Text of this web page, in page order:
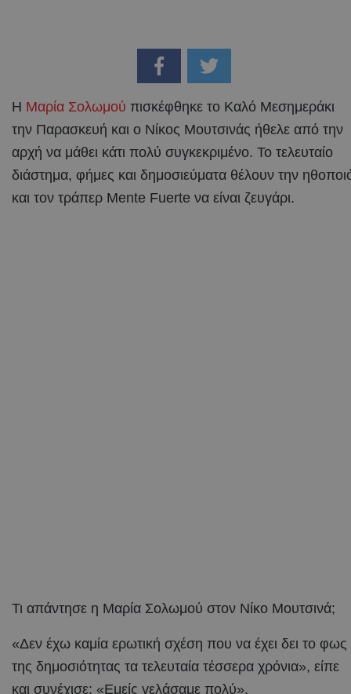
Η Μαρία Σολωμού πισκέφθηκε το Καλό Μεσημεράκι
την Παρασκευή και ο Νίκος Μουτσινάς ήθελε από την
αρχή να μάθει κάτι πολύ συγκεκριμένο. Το τελευταίο
διάστημα, φήμες και δημοσιεύματα θέλουν την
και τον τράπερ Mente Fuerte να είναι ζευγάρι.
Τι απάντησε η Μαρία Σολωμού στον Νίκο Μουτσινά;
«Δεν έχω καμία ερωτική σχέση που να έχει δει το φως
της δημοσιότητας τα τελευταία τέσσερα χρόνια», είπε
και συνέχισε: «Εμείς γελάσαμε πολύ».